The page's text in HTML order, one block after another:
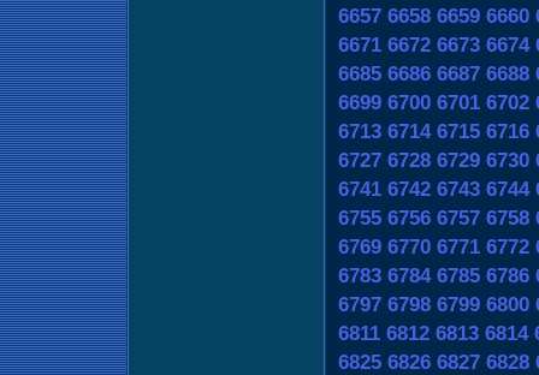
6657 6658 6659 6660
6671 6672 6673 6674
6685 6686 6687 6688
6699 6700 6701 6702
6713 6714 6715 6716
6727 6728 6729 6730
6741 6742 6743 6744
6755 6756 6757 6758
6769 6770 6771 6772
6783 6784 6785 6786
6797 6798 6799 6800
6811 6812 6813 6814
6825 6826 6827 6828